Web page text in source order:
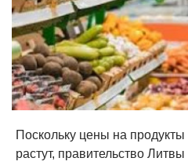
Поскольку цены на продукты
растут, правительство